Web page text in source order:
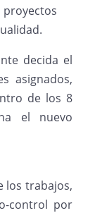
proyectos
decida el
asignados,
de los 8
el nuevo
los trabajos,
control por